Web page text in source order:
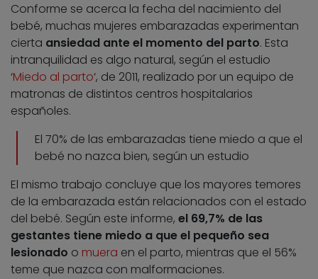
Conforme se acerca la fecha del nacimiento del
bebé, muchas mujeres embarazadas experimentan
cierta ansiedad ante el momento del parto. Esta
intranquilidad es algo natural, según el estudio
‘Miedo al parto‘, de 2011, realizado por un equipo de
matronas de distintos centros hospitalarios
españoles.
El 70% de las embarazadas tiene miedo a que el
bebé no nazca bien, según un estudio
El mismo trabajo concluye que los mayores temores
de la embarazada están relacionados con el estado
del bebé. Según este informe, el 69,7% de las
gestantes tiene miedo a que el pequeño sea
lesionado o muera en el parto, mientras que el 56%
teme que nazca con malformaciones.